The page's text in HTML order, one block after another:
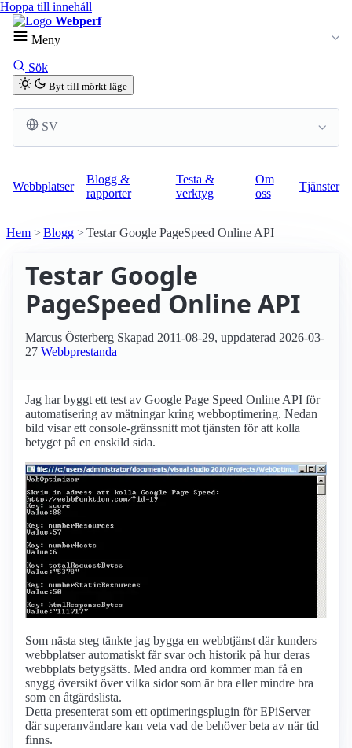
Hoppa till innehåll
Webperf
Meny
Sök
Byt till mörkt läge
SV
Webbplatser
Blogg &
rapporter
Testa &
verktyg
Om
oss
Tjänster
Hem Blogg Testar Google PageSpeed Online API
Testar Google
PageSpeed Online API
Marcus Österberg Skapad 2011-08-29, uppdaterad 2026-03-
27 Webbprestanda
Jag har byggt ett test av Google Page Speed Online API för
automatisering av mätningar kring webboptimering. Nedan
bild visar ett console-gränssnitt mot tjänsten för att kolla
betyget på en enskild sida.
Som nästa steg tänkte jag bygga en webbtjänst där kunders
webbplatser automatiskt får svar och historik på hur deras
webbplats betygsätts. Med andra ord kommer man få en
snygg översikt över vilka sidor som är bra eller mindre bra
som en åtgärdslista.
Detta presenterat som ett optimeringsplugin för EPiServer
där superanvändare kan veta vad de behöver beta av när tid
finns.